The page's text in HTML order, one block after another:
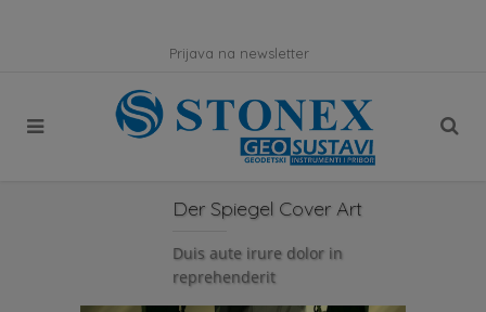
Prijava na newsletter
Der Spiegel Cover Art
Duis aute irure dolor in
reprehenderit